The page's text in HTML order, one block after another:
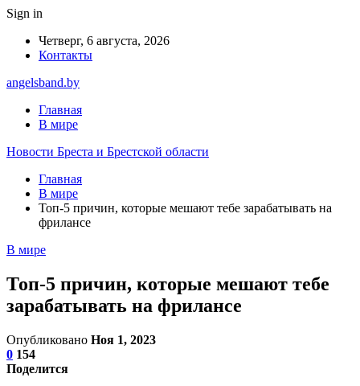
Sign in
Четверг, 6 августа, 2026
Контакты
angelsband.by
Главная
В мире
Новости Бреста и Брестской области
Главная
В мире
Топ-5 причин, которые мешают тебе зарабатывать на
фрилансе
В мире
Топ-5 причин, которые мешают тебе
зарабатывать на фрилансе
Опубликовано Ноя 1, 2023
0 154
Поделится